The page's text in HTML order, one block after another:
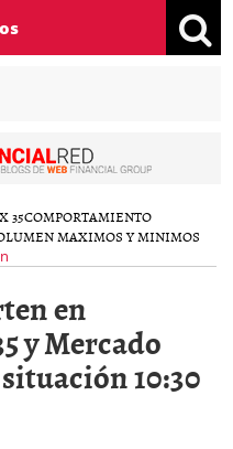
35COMPORTAMIENTO
MAXIMOS Y MINIMOS
en
y Mercado
10:30